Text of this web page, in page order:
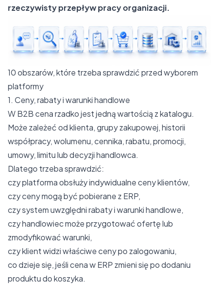
rzeczywisty przepływ pracy organizacji.
10 obszarów, które trzeba sprawdzić przed wyborem
platformy
1. Ceny, rabaty i warunki handlowe
W B2B cena rzadko jest jedną wartością z katalogu.
Może zależeć od klienta, grupy zakupowej, historii
współpracy, wolumenu, cennika, rabatu, promocji,
umowy, limitu lub decyzji handlowca.
Dlatego trzeba sprawdzić:
czy platforma obsłuży indywidualne ceny klientów,
czy ceny mogą być pobierane z ERP,
czy system uwzględni rabaty i warunki handlowe,
czy handlowiec może przygotować ofertę lub
zmodyfikować warunki,
czy klient widzi właściwe ceny po zalogowaniu,
co dzieje się, jeśli cena w ERP zmieni się po dodaniu
produktu do koszyka.